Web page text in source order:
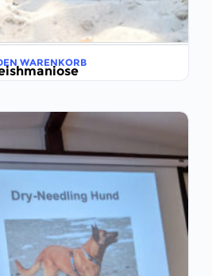
WARENKORB